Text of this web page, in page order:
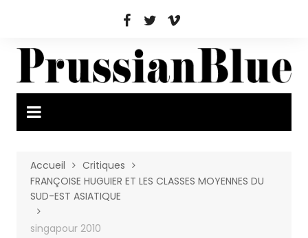
Accueil
Critiques
FRANÇOISE HUGUIER ET LES CLASSES MOYENNES DU
SUD-EST ASIATIQUE
singapour 2010